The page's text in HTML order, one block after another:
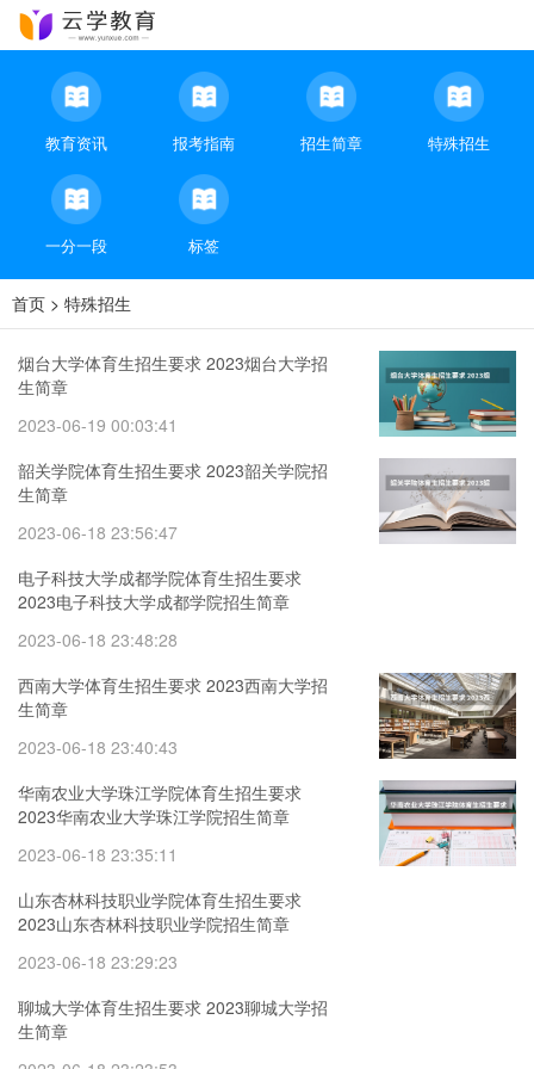
教育资讯 报考指南 招生简章 特殊招生
一分一段 标签
首页 > 特殊招生
烟台大学体育生招生要求 2023烟台大学招
生简章
2023-06-19 00:03:41
韶关学院体育生招生要求 2023韶关学院招
生简章
2023-06-18 23:56:47
电子科技大学成都学院体育生招生要求
2023电子科技大学成都学院招生简章
2023-06-18 23:48:28
西南大学体育生招生要求 2023西南大学招
生简章
2023-06-18 23:40:43
华南农业大学珠江学院体育生招生要求
2023华南农业大学珠江学院招生简章
2023-06-18 23:35:11
山东杏林科技职业学院体育生招生要求
2023山东杏林科技职业学院招生简章
2023-06-18 23:29:23
聊城大学体育生招生要求 2023聊城大学招
生简章